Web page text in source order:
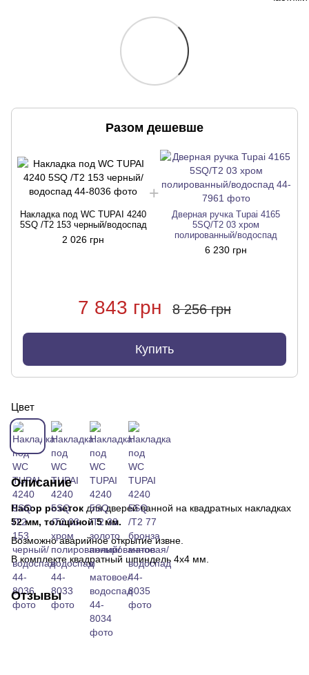
Разом дешевше
Накладка под WC TUPAI 4240
5SQ /T2 153 черный/водоспад
2 026 грн
Дверная ручка Tupai 4165
5SQ/T2 03 хром
полированный/водоспад
6 230 грн
7 843 грн 8 256 грн
Купить
Цвет
Описание
Набор розеток для дверей ванной на квадратных накладках
52 мм, толщиной 5 мм.
Возможно аварийное открытие извне.
В комплекте квадратный шпиндель 4х4 мм.
Отзывы